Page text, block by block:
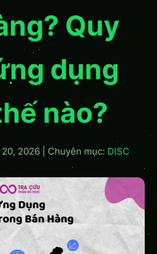
Quy
dụng
nào?
2026| Chuyên mục: DISC